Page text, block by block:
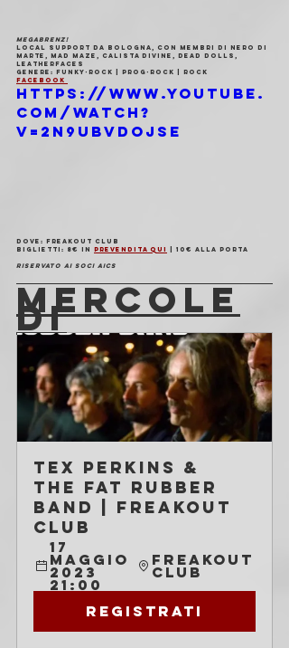
MEGABRENZ!
Local support da Bologna, con membri di Nero di
Marte, Mad Maze, Calista Divine, Dead Dolls,
Leatherfaces
Genere: funky-rock | prog-rock | rock
Facebook
https://www.youtube.
com/watch?
v=2N9UbVdoJSE
Dove : Freakout Club
Biglietti : 8€ in prevendita qui
| 10€ alla porta
Riservato ai soci AICS
MERCOLE
DI
Tex Perkins &
the Fat Rubber
Band | Freakout
Club
17
maggio
2023
21:00
Freakout
Club
Registrati